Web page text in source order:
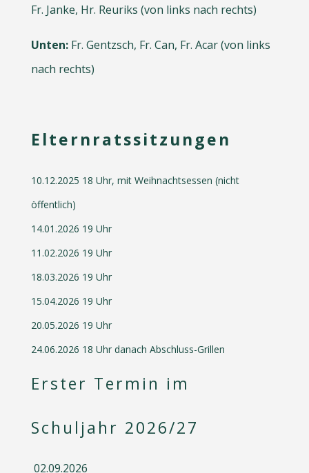
Fr. Janke, Hr. Reuriks (von links nach rechts)
Unten: Fr. Gentzsch, Fr. Can, Fr. Acar (von links
nach rechts)
Elternratssitzungen
10.12.2025 18 Uhr, mit Weihnachtsessen (nicht
öffentlich)
14.01.2026 19 Uhr
11.02.2026 19 Uhr
18.03.2026 19 Uhr
15.04.2026 19 Uhr
20.05.2026 19 Uhr
24.06.2026 18 Uhr danach Abschluss-Grillen
Erster Termin im
Schuljahr 2026/27
02.09.2026